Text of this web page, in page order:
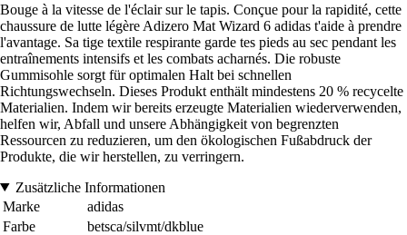
Bouge à la vitesse de l'éclair sur le tapis. Conçue pour la rapidité, cette
chaussure de lutte légère Adizero Mat Wizard 6 adidas t'aide à prendre
l'avantage. Sa tige textile respirante garde tes pieds au sec pendant les
entraînements intensifs et les combats acharnés. Die robuste
Gummisohle sorgt für optimalen Halt bei schnellen
Richtungswechseln. Dieses Produkt enthält mindestens 20 % recycelte
Materialien. Indem wir bereits erzeugte Materialien wiederverwenden,
helfen wir, Abfall und unsere Abhängigkeit von begrenzten
Ressourcen zu reduzieren, um den ökologischen Fußabdruck der
Produkte, die wir herstellen, zu verringern.
Zusätzliche Informationen
Marke
adidas
Farbe
betsca/silvmt/dkblue